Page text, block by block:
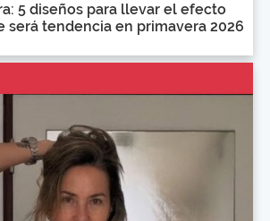
5 diseños para llevar el efecto
será tendencia en primavera 2026